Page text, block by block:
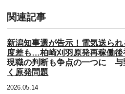
関連記事
新潟知事選が告示！電気送ら
度差も…柏崎刈羽原発再稼働
現職の判断も争点の一つに 与
く原発問題
2026.05.14